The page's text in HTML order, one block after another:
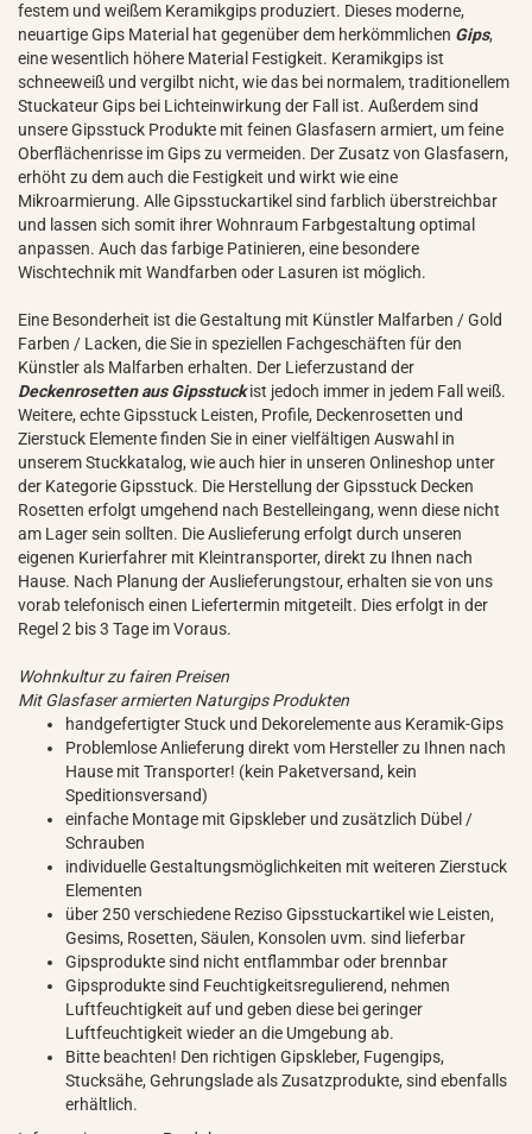
festem und weißem Keramikgips produziert. Dieses moderne,
neuartige Gips Material hat gegenüber dem herkömmlichen Gips,
eine wesentlich höhere Material Festigkeit. Keramikgips ist
schneeweiß und vergilbt nicht, wie das bei normalem, traditionellem
Stuckateur Gips bei Lichteinwirkung der Fall ist. Außerdem sind
unsere Gipsstuck Produkte mit feinen Glasfasern armiert, um feine
Oberflächenrisse im Gips zu vermeiden. Der Zusatz von Glasfasern,
erhöht zu dem auch die Festigkeit und wirkt wie eine
Mikroarmierung. Alle Gipsstuckartikel sind farblich überstreichbar
und lassen sich somit ihrer Wohnraum Farbgestaltung optimal
anpassen. Auch das farbige Patinieren, eine besondere
Wischtechnik mit Wandfarben oder Lasuren ist möglich.
Eine Besonderheit ist die Gestaltung mit Künstler Malfarben / Gold
Farben / Lacken, die Sie in speziellen Fachgeschäften für den
Künstler als Malfarben erhalten. Der Lieferzustand der
Deckenrosetten aus Gipsstuckist jedoch immer in jedem Fall weiß.
Weitere, echte Gipsstuck Leisten, Profile, Deckenrosetten und
Zierstuck Elemente finden Sie in einer vielfältigen Auswahl in
unserem Stuckkatalog, wie auch hier in unseren Onlineshop unter
der Kategorie Gipsstuck. Die Herstellung der Gipsstuck Decken
Rosetten erfolgt umgehend nach Bestelleingang, wenn diese nicht
am Lager sein sollten. Die Auslieferung erfolgt durch unseren
eigenen Kurierfahrer mit Kleintransporter, direkt zu Ihnen nach
Hause. Nach Planung der Auslieferungstour, erhalten sie von uns
vorab telefonisch einen Liefertermin mitgeteilt. Dies erfolgt in der
Regel 2 bis 3 Tage im Voraus.
Wohnkultur zu fairen Preisen
Mit Glasfaser armierten Naturgips Produkten
handgefertigter Stuck und Dekorelemente aus Keramik-Gips
Problemlose Anlieferung direkt vom Hersteller zu Ihnen nach
Hause mit Transporter! (kein Paketversand, kein
Speditionsversand)
einfache Montage mit Gipskleber und zusätzlich Dübel /
Schrauben
individuelle Gestaltungsmöglichkeiten mit weiteren Zierstuck
Elementen
über 250 verschiedene Reziso Gipsstuckartikel wie Leisten,
Gesims, Rosetten, Säulen, Konsolen uvm. sind lieferbar
Gipsprodukte sind nicht entflammbar oder brennbar
Gipsprodukte sind Feuchtigkeitsregulierend, nehmen
Luftfeuchtigkeit auf und geben diese bei geringer
Luftfeuchtigkeit wieder an die Umgebung ab.
Bitte beachten! Den richtigen Gipskleber, Fugengips,
Stucksähe, Gehrungslade als Zusatzprodukte, sind ebenfalls
erhältlich.